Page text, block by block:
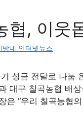
협, 이웃
방네 인터넷뉴스
성금 전달로 나
대구 칠곡농협 배
은 “우리 칠곡농협